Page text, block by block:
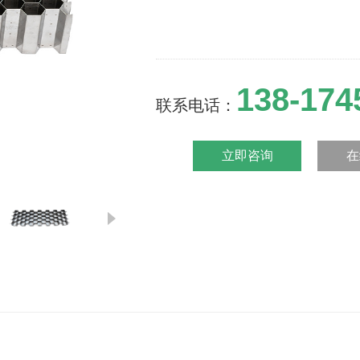
联系电话： 138-
立即咨询